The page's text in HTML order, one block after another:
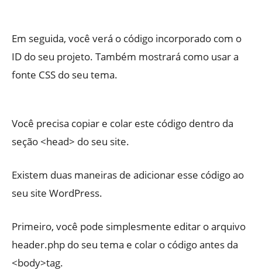
Em seguida, você verá o código incorporado com o
ID do seu projeto. Também mostrará como usar a
fonte CSS do seu tema.
Você precisa copiar e colar este código dentro da
seção <head> do seu site.
Existem duas maneiras de adicionar esse código ao
seu site WordPress.
Primeiro, você pode simplesmente editar o arquivo
header.php do seu tema e colar o código antes da
<body>tag.